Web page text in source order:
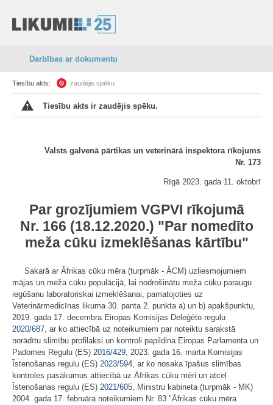
Darbības ar dokumentu
Tiesību akts: zaudējis spēku
Tiesību akts ir zaudējis spēku.
Valsts galvenā pārtikas un veterinārā inspektora rīkojums
Nr. 173
Rīgā 2023. gada 11. oktobrī
Par grozījumiem VGPVI rīkojumā
Nr. 166 (18.12.2020.) "Par nomedīto
meža cūku izmeklēšanas kārtību"
Sakarā ar Āfrikas cūku mēra (turpmāk - ĀCM) uzliesmojumiem
mājas un meža cūku populācijā, lai nodrošinātu meža cūku paraugu
iegūšanu laboratoriskai izmeklēšanai, pamatojoties uz
Veterinārmedicīnas likuma 30. panta 2. punkta a) un b) apakšpunktu,
2019. gada 17. decembra Eiropas Komisijas Deleģēto regulu
2020/687, ar ko attiecībā uz noteikumiem par noteiktu sarakstā
norādītu slimību profilaksi un kontroli papildina Eiropas Parlamenta un
Padomes Regulu (ES) 2016/429, 2023. gada 16. marta Komisijas
Īstenošanas regulu (ES) 2023/594, ar ko nosaka īpašus slimības
kontroles pasākumus attiecībā uz Āfrikas cūku mēri un atceļ
Īstenošanas regulu (ES) 2021/605, Ministru kabineta (turpmāk - MK)
2004. gada 17. februāra noteikumiem Nr. 83 "Āfrikas cūku mēra